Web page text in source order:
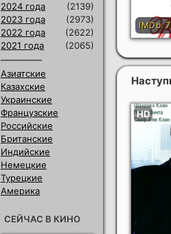
2024 года
(2139)
2023 года
(2973)
2022 года
(2622)
2021 года
(2065)
Азиатские
Казахские
Украинские
Французские
Российские
Британские
Индийские
Немецкие
Турецкие
Америка
СЕЙЧАС В КИНО